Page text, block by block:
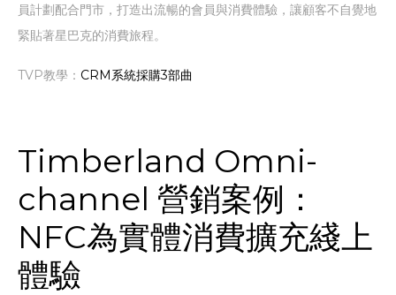
員計劃配合門市，打造出流暢的會員與消費體驗，讓顧客不自覺地
緊貼著星巴克的消費旅程。
TVP教學： CRM系統採購3部曲
Timberland Omni-
channel 營銷案例：
NFC為實體消費擴充綫上
體驗